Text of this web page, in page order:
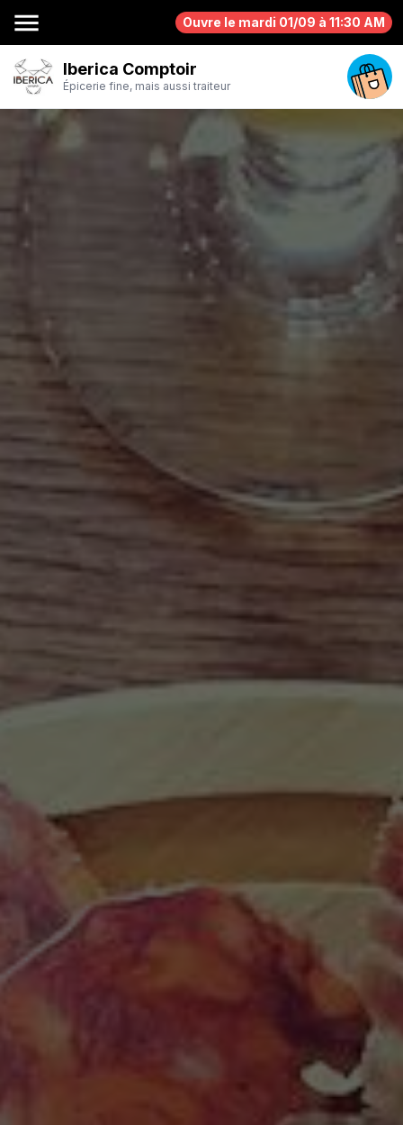
menu Ouvre le mardi 01/09 à 11:30 AM
Iberica Comptoir
Épicerie fine, mais aussi traiteur